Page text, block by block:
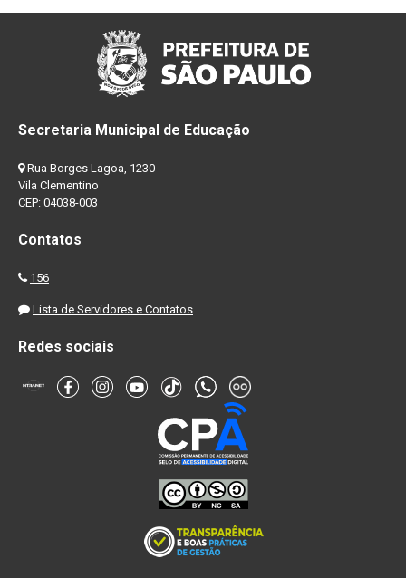
Secretaria Municipal de Educação
Rua Borges Lagoa, 1230
Vila Clementino
CEP: 04038-003
Contatos
156
Lista de Servidores e Contatos
Redes sociais